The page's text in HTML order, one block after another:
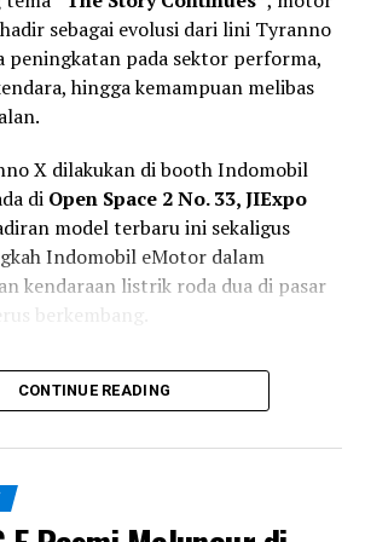
HONDA
MOBIL NGASPAL TV SONY
Hingga 130 Km
Mesin Rotary R05E Jadi Langkah
Mobilitas Udara
sebagai evolusi dari lini Tyranno
peningkatan pada sektor performa,
hingga kemampuan melibas
X dilakukan di booth Indomobil
di Open Space 2 No. 33, JIExpo
model terbaru ini sekaligus
Indomobil eMotor dalam
kendaraan listrik roda dua di pasar
berkembang.
Mobilitas Harian
Ringan
Tyranno X dikembangkan
serbaguna yang mampu
CONTINUE READING